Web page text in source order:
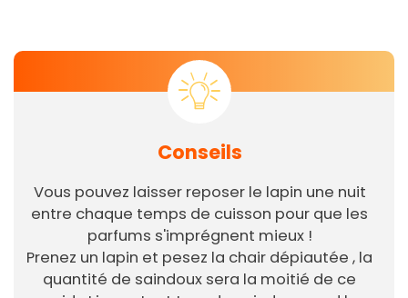
Conseils
Vous pouvez laisser reposer le lapin une nuit
entre chaque temps de cuisson pour que les
parfums s'imprégnent mieux !
Prenez un lapin et pesez la chair dépiautée , la
quantité de saindoux sera la moitié de ce